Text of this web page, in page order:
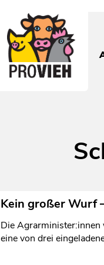
leben.
Kein großer Wurf
Die
eine von drei